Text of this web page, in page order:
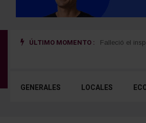
ÚLTIMO MOMENTO : Carlos Arce
GENERALES LOCALES